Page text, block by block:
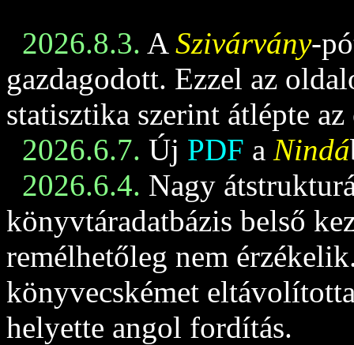
2026.8.3. A Szivárvány-
gazdagodott. Ezzel az
statisztika szerint átlépte
2026.6.7. Új PDF a Nindá
2026.6.4. Nagy
könyvtáradatbázis belső
remélhetőleg nem
könyvecskémet
helyette angol fordítás.